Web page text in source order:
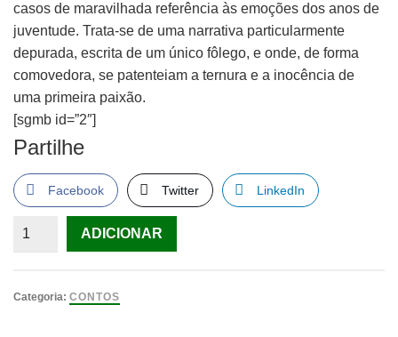
casos de maravilhada referência às emoções dos anos de
juventude. Trata-se de uma narrativa particularmente
depurada, escrita de um único fôlego, e onde, de forma
comovedora, se patenteiam a ternura e a inocência de
uma primeira paixão.
[sgmb id=”2″]
Partilhe
Facebook Twitter LinkedIn
Quantidade
Instrumentalina
ADICIONAR
Categoria: CONTOS